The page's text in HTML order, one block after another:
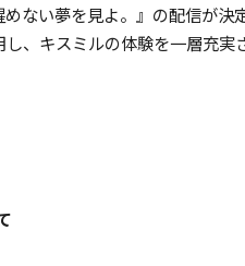
ない夢を見よ。』の配信が決
、キスミルの体験を一層充実